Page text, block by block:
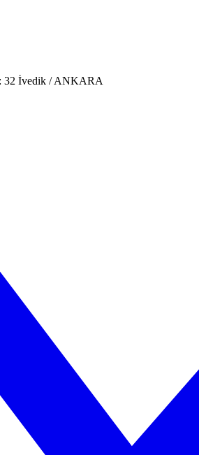
32 İvedik / ANKARA